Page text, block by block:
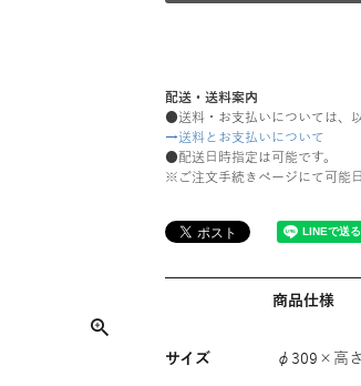
配送・送料案内
●送料・お支払いについては、
→送料とお支払いについて
●配送日時指定は可能です。
※ご注文手続きページにて可能
商品仕様
サイズ φ309×高